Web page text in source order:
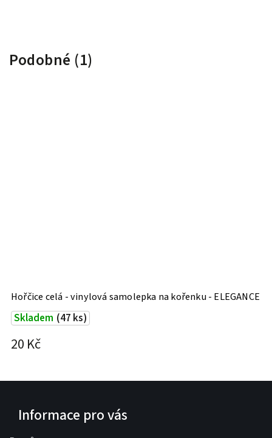
Podobné (1)
Hořčice celá - vinylová samolepka na kořenku - ELEGANCE
Skladem (47 ks)
20 Kč
Informace pro vás